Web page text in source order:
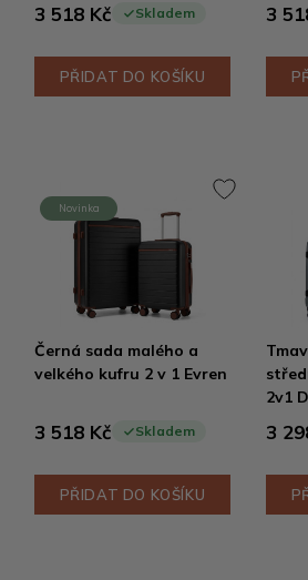
3 518 Kč Skladem
PŘIDAT DO KOŠÍKU
3
Novinka
Černá sada malého a
velkého kufru 2 v 1 Evren
3 518 Kč Skladem
PŘIDAT DO KOŠÍKU
2v1
3